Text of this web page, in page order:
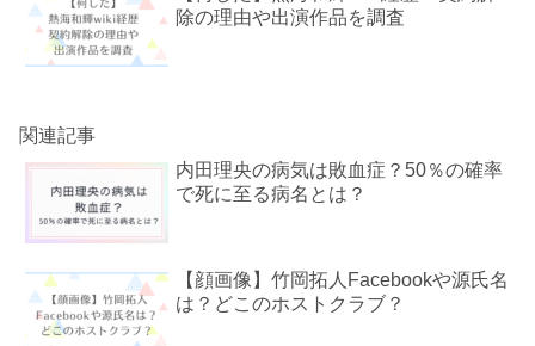
除の理由や出演作品を調査
関連記事
内田理央の病気は敗血症？50％の確率
で死に至る病名とは？
【顔画像】竹岡拓人Facebookや源氏名
は？どこのホストクラブ？